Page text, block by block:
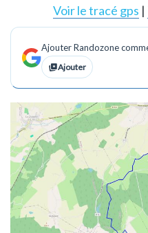
Voir le tracé gps |
Ajouter Randozone
Ajouter